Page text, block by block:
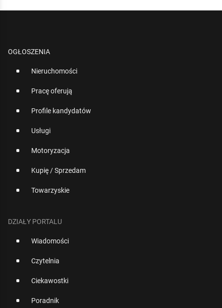
OGŁOSZENIA
Nieruchomości
Pracę oferują
Profile kandydatów
Usługi
Motoryzacja
Kupię / Sprzedam
Towarzyskie
DZIAŁY PORTALU
Wiadomości
Czytelnia
Ciekawostki
Poradnik